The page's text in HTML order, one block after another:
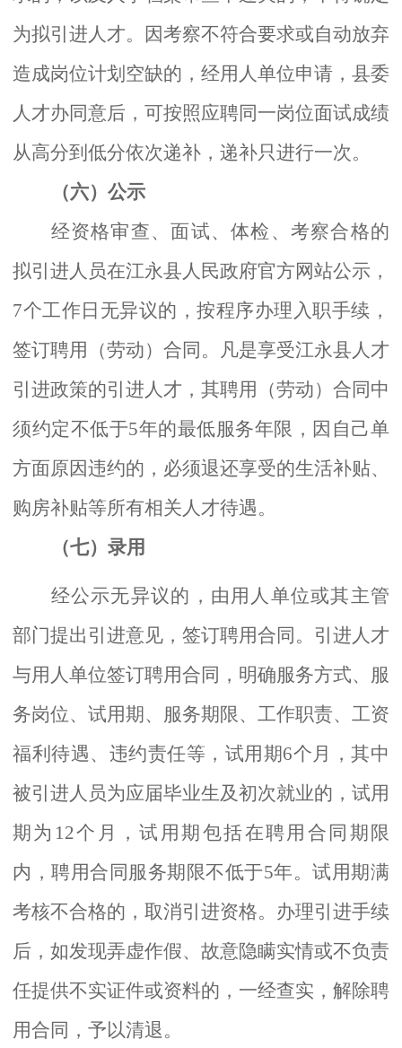
为拟引进人才。因考察不符合要求或自动放弃
造成岗位计划空缺的，经用人单位申请，县委
人才办同意后，可按照应聘同一岗位面试成绩
从高分到低分依次递补，递补只进行一次。
（六）公示
经资格审查、面试、体检、考察合格的
拟引进人员在江永县人民政府官方网站公示，
7个工作日无异议的，按程序办理入职手续，
签订聘用（劳动）合同。凡是享受江永县人才
引进政策的引进人才，其聘用（劳动）合同中
须约定不低于5年的最低服务年限，因自己单
方面原因违约的，必须退还享受的生活补贴、
购房补贴等所有相关人才待遇。
（七）录用
经公示无异议的，由用人单位或其主管
部门提出引进意见，签订聘用合同。引进人才
与用人单位签订聘用合同，明确服务方式、服
务岗位、试用期、服务期限、工作职责、工资
福利待遇、违约责任等，试用期6个月，其中
被引进人员为应届毕业生及初次就业的，试用
期为12个月，试用期包括在聘用合同期限
内，聘用合同服务期限不低于5年。试用期满
考核不合格的，取消引进资格。办理引进手续
后，如发现弄虚作假、故意隐瞒实情或不负责
任提供不实证件或资料的，一经查实，解除聘
用合同，予以清退。